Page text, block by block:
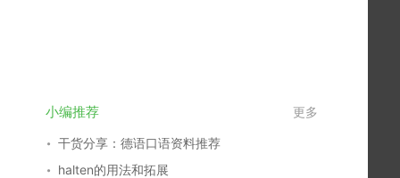
小编推荐 更多
干货分享：德语口语资料推荐
halten的用法和拓展